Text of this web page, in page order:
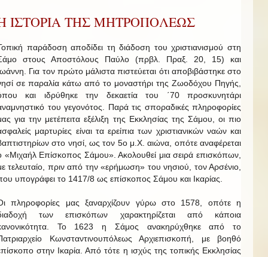
ΙΣΤΟΡΙΑ ΤΗΣ ΜΗΤΡΟΠΟΛΕΩΣ
παράδοση αποδίδει τη διάδοση του χριστιανισμού στη
στους Αποστόλους Παύλο (πρβλ. Πραξ. 20, 15) και
Για τον πρώτο μάλιστα πιστεύεται ότι αποβιβάστηκε στο
σε παραλία κάτω από το μοναστήρι της Ζωοδόχου Πηγής,
και ιδρύθηκε την δεκαετία του ΄70 προσκυνητάρι
του γεγονότος. Παρά τις σποραδικές πληροφορίες
για την μετέπειτα εξέλιξη της Εκκλησίας της Σάμου, οι πιο
μαρτυρίες είναι τα ερείπια των χριστιανικών ναών και
στο νησί, ως τον 5ο μ.Χ. αιώνα, οπότε αναφέρεται
«Μιχαήλ Επίσκοπος Σάμου». Ακολουθεί μια σειρά επισκόπων,
τελευταίο, πριν από την «ερήμωση» του νησιού, τον Αρσένιο,
υπογράφει το 1417/8 ως επίσκοπος Σάμου και Ικαρίας.
πληροφορίες μας ξαναρχίζουν γύρω στο 1578, οπότε η
των επισκόπων χαρακτηρίζεται από κάποια
Το 1623 η Σάμος ανακηρύχθηκε από το
Κωνσταντινουπόλεως Αρχιεπισκοπή, με βοηθό
στην Ικαρία. Από τότε η ισχύς της τοπικής Εκκλησίας